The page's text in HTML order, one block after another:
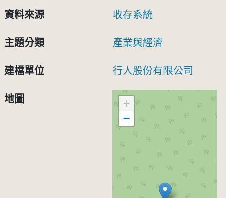
資料來源 收存系統
主題分類 產業與經濟
建檔單位 行人股份有限公司
地圖
+
−